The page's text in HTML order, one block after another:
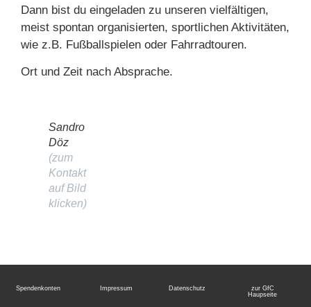
Dann bist du eingeladen zu unseren vielfältigen,
meist spontan organisierten, sportlichen Aktivitäten,
wie z.B. Fußballspielen oder Fahrradtouren.
Ort und Zeit nach Absprache.
Sandro
Döz
(zum
Kontakt
auf Bild
klicken)
Spendenkonten Impressum Datenschutz
zur GfC
Haupseite